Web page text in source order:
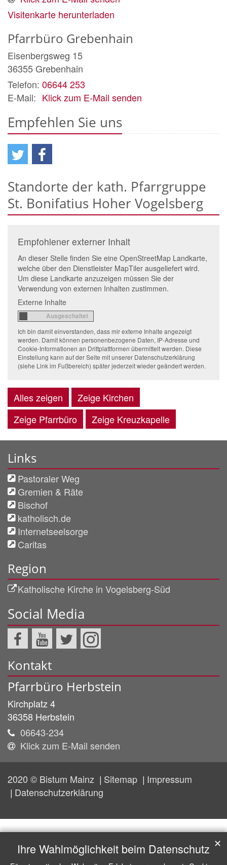
Visitenkarte herunterladen
Pfarrbüro Grebenhain
Eisenbergsweg 15
36355Grebenhain
Telefon: 06644 253
E-Mail: Klick zum E-Mail senden
Empfehlen Sie uns
Standorte der kath. Pfarrgruppe
St. Bonifatius Hoher Vogelsberg
Empfohlener externer Inhalt
An dieser Stelle finden Sie eine OpenStreetMap Landkarte,
welche über den Dienstleister MapTiler ausgeliefert wird.
Um diese Landkarte anzuzeigen müssen Sie der
Verwendung von externen Inhalten zustimmen.
Externe Inhalte
Ich bin damit einverstanden, dass mir externe Inhalte angezeigt
werden. Damit können personenbezogene Daten, IP-Adresse und
Cookie-Informationen an Drittplattformen übermittelt werden. Diese
Einstellung kann auf der Seite mit unserer Datenschutzerklärung
(siehe Link im Fußbereich) später jederzeit wieder geändert werden.
Alles zeigen
Zeige Kirchen
Zeige Pfarrbüro
Zeige Kreuzkapelle
Links
Pastoraler Weg
Gremien & Räte
Bischof
katholisch.de
Internetseelsorge
Caritas
Region
Katholische Kirche in Vogelsberg-Süd
Social Media
Kontakt
Pfarrbüro Herbstein
Kirchplatz 4
36358 Herbstein
06643-234
Klick zum E-Mail senden
2020 © Bistum Mainz Sitemap
Impressum
Datenschutzerklärung
Ihre Wahlmöglichkeit beim Datenschutz ✕